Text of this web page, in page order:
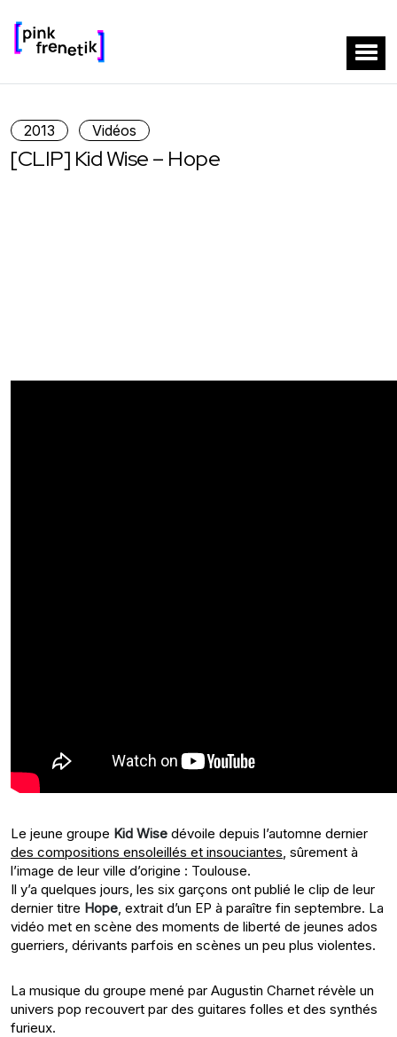
2013 Vidéos
[CLIP] Kid Wise – Hope
Le jeune groupe Kid Wise dévoile depuis l’automne dernier
des compositions ensoleillés et insouciantes, sûrement à
l’image de leur ville d’origine : Toulouse.
Il y’a quelques jours, les six garçons ont publié le clip de leur
dernier titre Hope, extrait d’un EP à paraître fin septembre. La
vidéo met en scène des moments de liberté de jeunes ados
guerriers, dérivants parfois en scènes un peu plus violentes.
La musique du groupe mené par Augustin Charnet révèle un
univers pop recouvert par des guitares folles et des synthés
furieux.